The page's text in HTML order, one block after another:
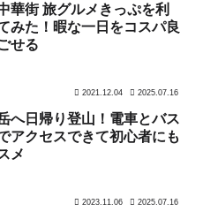
華街 旅グルメきっぷを利
みた！暇な一日をコスパ良
せる
2021.12.04 2025.07.16
へ日帰り登山！電車とバス
アクセスできて初心者にも
メ
2023.11.06 2025.07.16